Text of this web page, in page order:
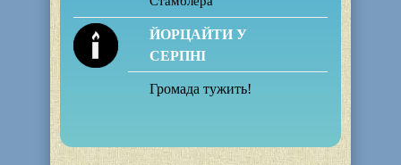
ЙОРЦАЙТИ У
СЕРПНІ
Громада тужить!